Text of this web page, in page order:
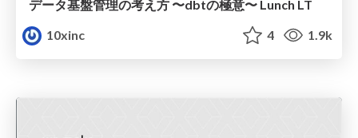
データ基盤管理の考え方 〜dbtの極意〜 Lunch LT
10xinc
4 1.9k